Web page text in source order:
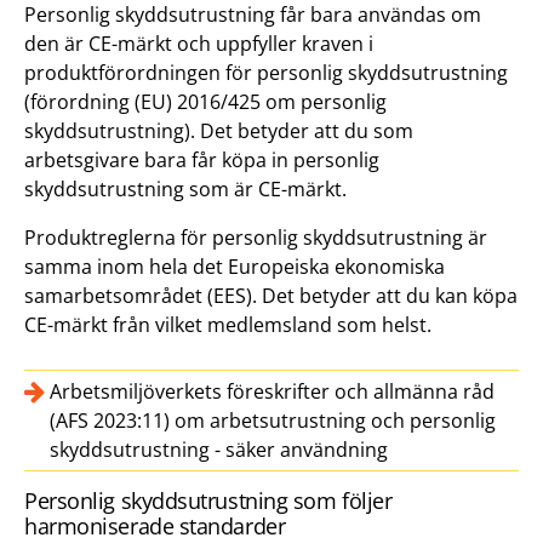
Personlig skyddsutrustning får bara användas om
den är CE-märkt och uppfyller kraven i
produktförordningen för personlig skyddsutrustning
(förordning (EU) 2016/425 om personlig
skyddsutrustning). Det betyder att du som
arbetsgivare bara får köpa in personlig
skyddsutrustning som är CE-märkt.
Produktreglerna för personlig skyddsutrustning är
samma inom hela det Europeiska ekonomiska
samarbetsområdet (EES). Det betyder att du kan köpa
CE-märkt från vilket medlemsland som helst.
Arbetsmiljöverkets föreskrifter och allmänna råd
(AFS 2023:11) om arbetsutrustning och personlig
skyddsutrustning - säker användning
Personlig skyddsutrustning som följer
harmoniserade standarder